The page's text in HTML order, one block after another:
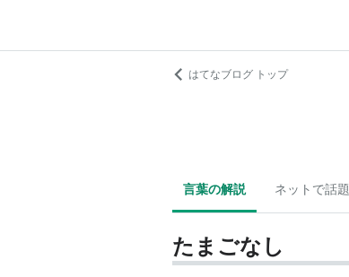
はてなブログ トップ
言葉の解説 ネットで話題
たまごなし